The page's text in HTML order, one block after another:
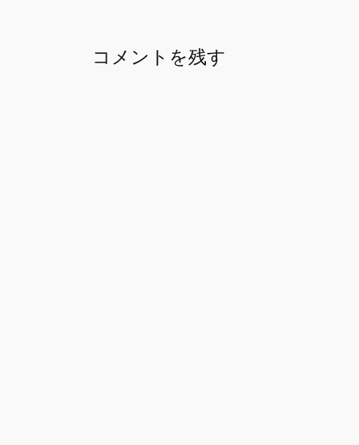
コメントを残す